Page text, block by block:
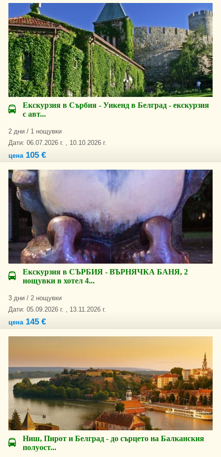
Екскурзия в Сърбия - Уикенд в Белград - екскурзия
с авт...
2 дни / 1 нощувки
Дати: 06.07.2026 г. , 10.10.2026 г.
цена105 €
Екскурзия в СЪРБИЯ - ВЪРНЯЧКА БАНЯ, 2
нощувки в хотел 4...
3 дни / 2 нощувки
Дати: 05.09.2026 г. , 13.11.2026 г.
цена145 €
Ниш, Пирот и Белград - до сърцето на Балканския
полуост...